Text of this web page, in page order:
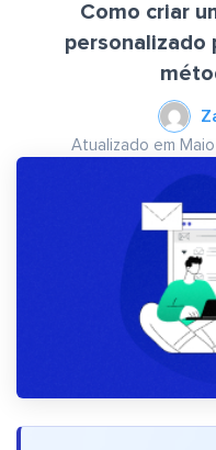
Como criar
personalizado
Atualizado em